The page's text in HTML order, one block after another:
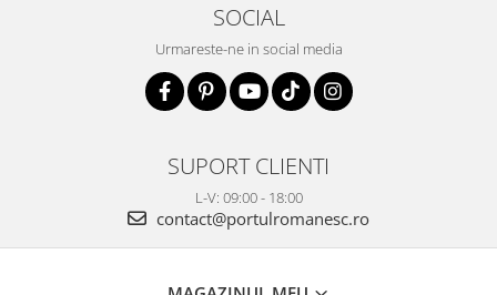
SOCIAL
Urmareste-ne in social media
SUPORT CLIENTI
L-V: 09:00 - 18:00
contact@portulromanesc.ro